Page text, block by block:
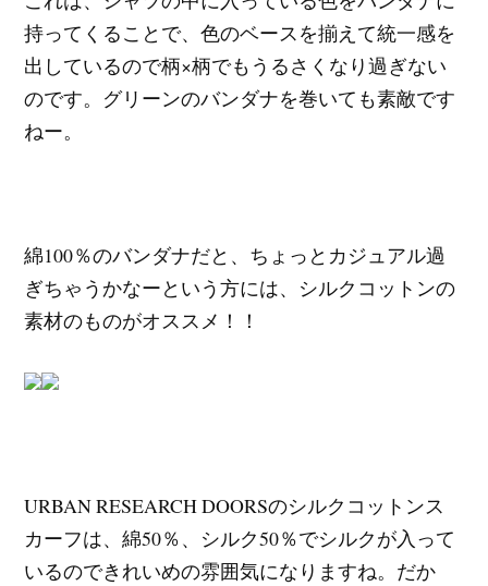
持ってくることで、色のベースを揃えて統一感を
出しているので柄×柄でもうるさくなり過ぎない
のです。グリーンのバンダナを巻いても素敵です
ねー。
綿100％のバンダナだと、ちょっとカジュアル過
ぎちゃうかなーという方には、シルクコットンの
素材のものがオススメ！！
URBAN RESEARCH DOORSのシルクコットンス
カーフは、綿50％、シルク50％でシルクが入って
いるのできれいめの雰囲気になりますね。だか